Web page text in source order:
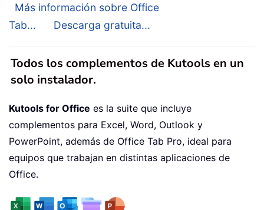
Más información sobre Office
Tab...
Descarga gratuita...
Todos los complementos de Kutools en un
solo instalador.
Kutools for Office es la suite que incluye
complementos para Excel, Word, Outlook y
PowerPoint, además de Office Tab Pro, ideal para
equipos que trabajan en distintas aplicaciones de
Office.